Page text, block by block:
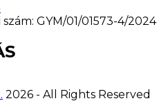
GYM/01/01573-4/2024
2026 - All Rights Reserved